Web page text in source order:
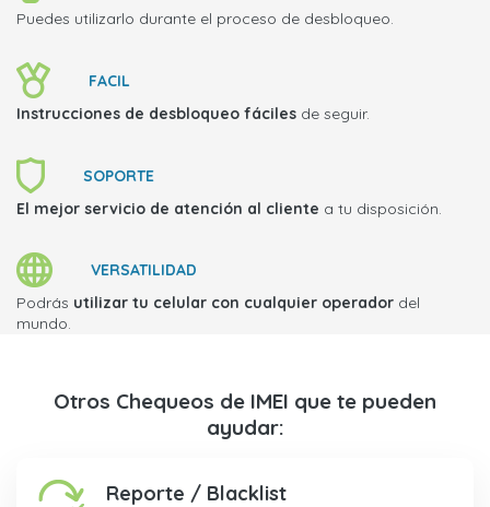
Puedes utilizarlo durante el proceso de desbloqueo.
FACIL
Instrucciones de desbloqueo fáciles de seguir.
SOPORTE
El mejor servicio de atención al cliente a tu disposición.
VERSATILIDAD
Podrás utilizar tu celular con cualquier operador del
mundo.
Otros Chequeos de IMEI que te pueden
ayudar:
Reporte / Blacklist